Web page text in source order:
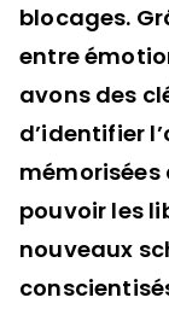
blocages.
entre
avons des
d’identifier
mémorisées
pouvoir les
nouveaux